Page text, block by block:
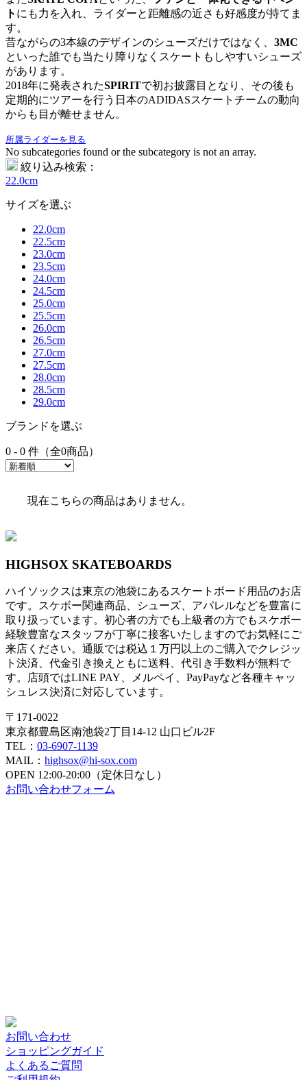
ト にも力を入れ、ライダーと距離感の近さも好感度が持てま
す。
昔ながらの3本線のデザインのシューズだけではなく、 3MC
といった誰でも当たり障りなくスケートもしやすいシューズ
があります。
2018年に発表されたSPIRITで初お披露目となり、その後も
定期的にツアーを行う日本のADIDASスケートチームの動向
からも目が離せません。
所属ライダーを見る
No subcategories found or the subcategory is not an array.
絞り込み検索：
22.0cm
サイズを選ぶ
22.0cm
22.5cm
23.0cm
23.5cm
24.0cm
24.5cm
25.0cm
25.5cm
26.0cm
26.5cm
27.0cm
27.5cm
28.0cm
28.5cm
29.0cm
ブランドを選ぶ
0 - 0 件（全0商品）
現在こちらの商品はありません。
HIGHSOX SKATEBOARDS
ハイソックスは東京の池袋にあるスケートボード用品のお店
です。スケボー関連商品、シューズ、アパレルなどを豊富に
取り扱っています。初心者の方でも上級者の方でもスケボー
経験豊富なスタッフが丁寧に接客いたしますのでお気軽にご
来店ください。通販では税込１万円以上のご購入でクレジッ
ト決済、代金引き換えともに送料、代引き手数料が無料で
す。店頭ではLINE PAY、メルペイ、PayPayなど各種キャッ
シュレス決済に対応しています。
〒171-0022
東京都豊島区南池袋2丁目14-12 山口ビル2F
TEL： 03-6907-1139
MAIL： highsox@hi-sox.com
OPEN 12:00-20:00（定休日なし）
お問い合わせフォーム
お問い合わせ
ショッピングガイド
よくあるご質問